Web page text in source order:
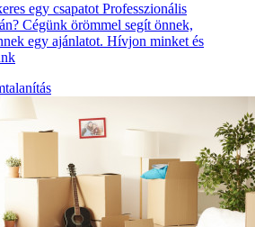
egy csapatot Professzionális
Cégünk örömmel segít önnek,
egy ajánlatot. Hívjon minket és